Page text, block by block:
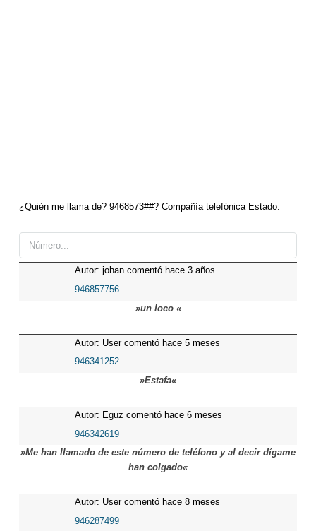
¿Quién me llama de? 9468573##? Compañía telefónica Estado.
Autor: johan comentó hace 3 años
946857756
»un loco «
Autor: User comentó hace 5 meses
946341252
»Estafa«
Autor: Eguz comentó hace 6 meses
946342619
»Me han llamado de este número de teléfono y al decir dígame
han colgado«
Autor: User comentó hace 8 meses
946287499